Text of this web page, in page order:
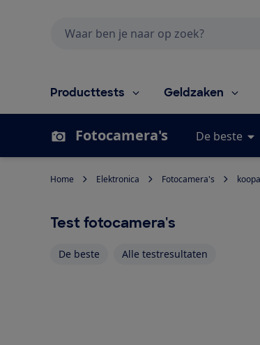
Producttests Geldzaken
Fotocamera's De beste
Home Elektronica Fotocamera's
Test fotocamera's
De beste Alle testresultaten